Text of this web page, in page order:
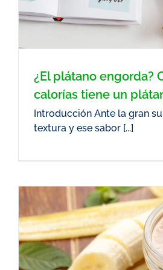
¿El plátano engorda?
calorías tiene un
Introducción Ante la gran
textura y ese sabor [...]